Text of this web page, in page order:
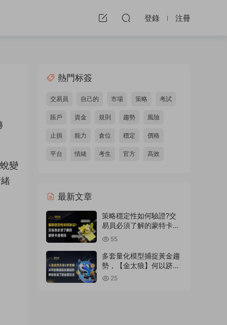
登錄 注冊
變
熱門标簽
交易員 自己的 市場 策略 考試
賬戶 資金 規則 趨勢 風險
止損 能力 倉位 穩定 價格
平台 情緒 考生 官方 高效
最新文章
策略穩定性如何驗證?交
易員必須了解的蒙特卡洛
模拟
55
多套量化模型捕捉黃金趨
勢，【金太狼】何以跻身
明星信号源榜單?
25